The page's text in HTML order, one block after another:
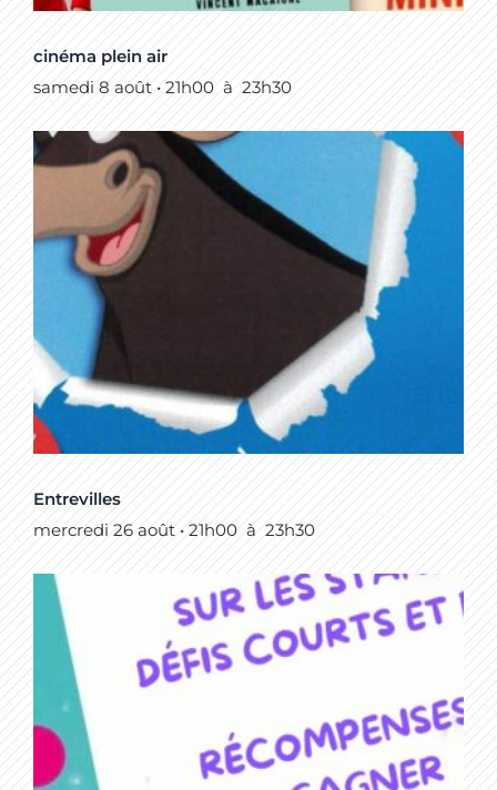
cinéma plein air
samedi 8 août • 21h00 à 23h30
Entrevilles
mercredi 26 août • 21h00 à 23h30